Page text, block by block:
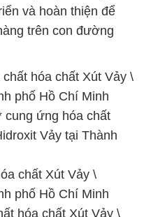
phố Hồ Chí Minh
cung ứng hóa chất
Vảy tại Thành
chất Xút Vảy \
phố Hồ Chí Minh
hóa chất Xút Vảy \
phố Hồ Chí Minh
hóa chất hóa chất
tại Thành phố Hồ Chí